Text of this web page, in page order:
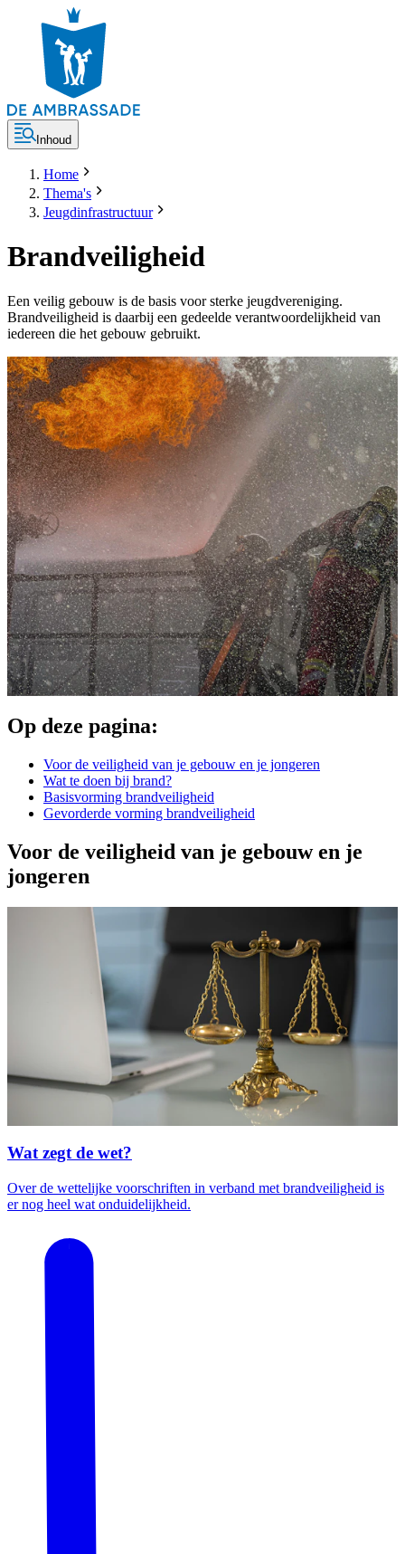
Inhoud
Home
Thema's
Jeugdinfrastructuur
Brandveiligheid
Een veilig gebouw is de basis voor sterke jeugdvereniging.
Brandveiligheid is daarbij een gedeelde verantwoordelijkheid van
iedereen die het gebouw gebruikt.
Op deze pagina:
Voor de veiligheid van je gebouw en je jongeren
Wat te doen bij brand?
Basisvorming brandveiligheid
Gevorderde vorming brandveiligheid
Voor de veiligheid van je gebouw en je
jongeren
Wat zegt de wet?
Over de wettelijke voorschriften in verband met brandveiligheid is
er nog heel wat onduidelijkheid.